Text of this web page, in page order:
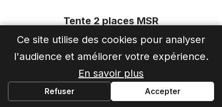
Tente 2 places MSR
Hubba Hubba NX
Hardloop 492€
Ce site utilise des cookies pour analyser
l'audience et améliorer votre expérience.
En savoir plus
Refuser Accepter